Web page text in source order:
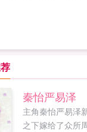
秦怡严易泽
主角秦怡严易泽
之下嫁给了众所